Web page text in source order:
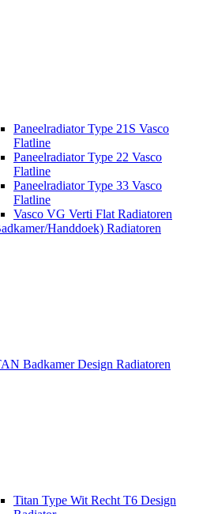
Paneelradiator Type 21S Vasco
Flatline
Paneelradiator Type 22 Vasco
Flatline
Paneelradiator Type 33 Vasco
Flatline
Vasco VG Verti Flat Radiatoren
Handdoek) Radiatoren
Badkamer Design Radiatoren
Titan Type Wit Recht T6 Design